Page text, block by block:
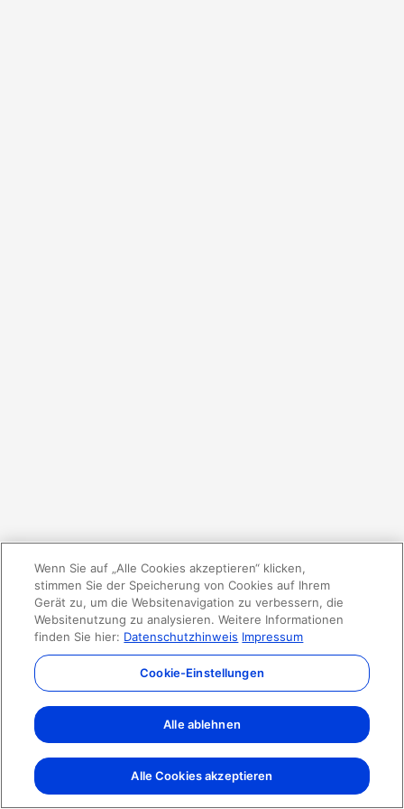
Wenn Sie auf „Alle Cookies akzeptieren“ klicken,
stimmen Sie der Speicherung von Cookies auf Ihrem
Gerät zu, um die Websitenavigation zu verbessern, die
Websitenutzung zu analysieren. Weitere Informationen
finden Sie hier: Datenschutzhinweis Impressum
Cookie-Einstellungen
Alle ablehnen
Alle Cookies akzeptieren